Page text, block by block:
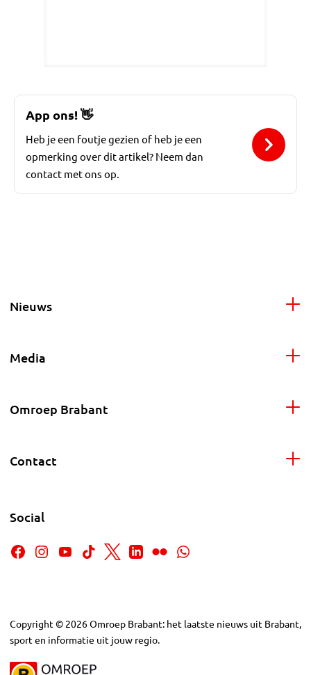
App ons!👋
Heb je een foutje gezien of heb je een
opmerking over dit artikel? Neem dan
contact met ons op.
Nieuws
Media
Omroep Brabant
Contact
Social
Copyright © 2026Omroep Brabant: het laatste nieuws uit Brabant,
sport en informatie uit jouw regio.